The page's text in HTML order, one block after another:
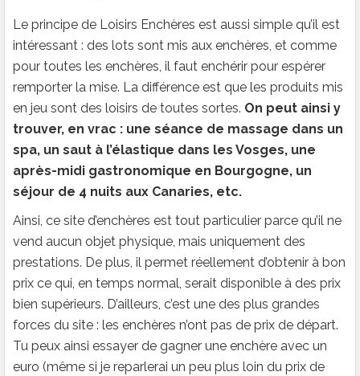
Le principe de Loisirs Enchères est aussi simple qu’il est
intéressant : des lots sont mis aux enchères, et comme
pour toutes les enchères, il faut enchérir pour espérer
remporter la mise. La différence est que les produits mis
en jeu sont des loisirs de toutes sortes. On peut ainsi y
trouver, en vrac : une séance de massage dans un
spa, un saut à l’élastique dans les Vosges, une
après-midi gastronomique en Bourgogne, un
séjour de 4 nuits aux Canaries, etc.
Ainsi, ce site d’enchères est tout particulier parce qu’il ne
vend aucun objet physique, mais uniquement des
prestations. De plus, il permet réellement d’obtenir à bon
prix ce qui, en temps normal, serait disponible à des prix
bien supérieurs. D’ailleurs, c’est une des plus grandes
forces du site : les enchères n’ont pas de prix de départ.
Tu peux ainsi essayer de gagner une enchère avec un
euro (même si je reparlerai un peu plus loin du prix de